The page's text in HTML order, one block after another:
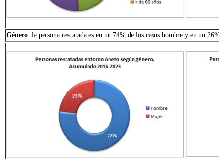
Género: la persona rescatada es en un 74% de los casos hombre y en un